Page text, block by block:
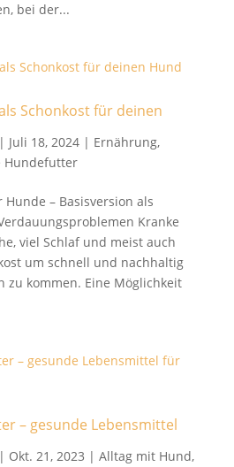
bei der...
Schonkost für deinen
| Juli 18, 2024| Ernährung,
Hundefutter
– Basisversion als
Kranke
viel Schlaf und meist auch
um schnell und nachhaltig
zu kommen. Eine Möglichkeit
– gesunde Lebensmittel
| Okt. 21, 2023 | Alltag mit Hund,